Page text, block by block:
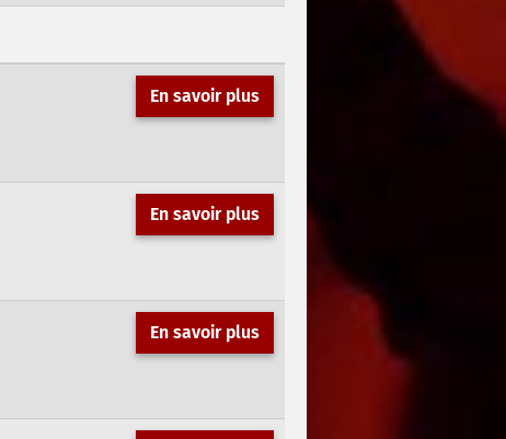
En savoir plus
En savoir plus
En savoir plus